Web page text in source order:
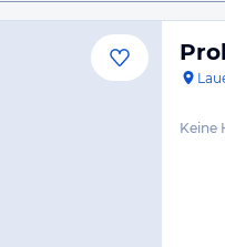
Keine